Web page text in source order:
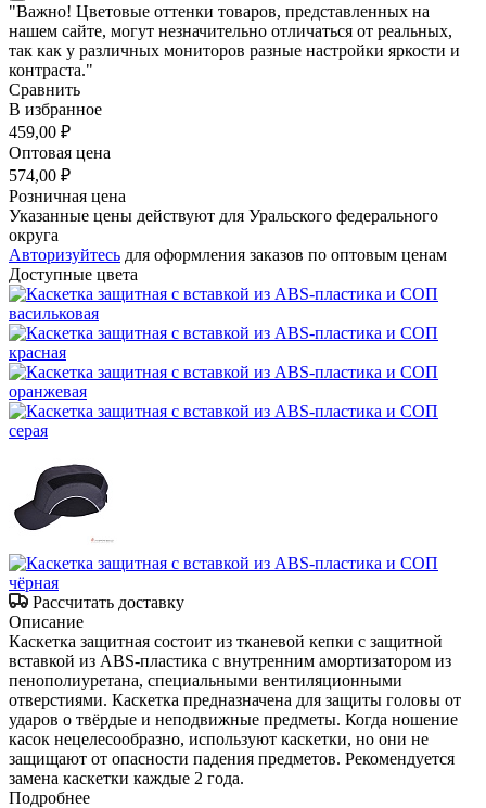
"Важно! Цветовые оттенки товаров, представленных на
нашем сайте, могут незначительно отличаться от реальных,
так как у различных мониторов разные настройки яркости и
контраста."
Сравнить
В избранное
459,00 ₽
Оптовая цена
574,00 ₽
Розничная цена
Указанные цены действуют для Уральского федерального
округа
Авторизуйтесь для оформления заказов по оптовым ценам
Доступные цвета
Рассчитать доставку
Описание
Каскетка защитная состоит из тканевой кепки с защитной
вставкой из ABS-пластика с внутренним амортизатором из
пенополиуретана, специальными вентиляционными
отверстиями. Каскетка предназначена для защиты головы от
ударов о твёрдые и неподвижные предметы. Когда ношение
касок нецелесообразно, используют каскетки, но они не
защищают от опасности падения предметов. Рекомендуется
замена каскетки каждые 2 года.
Подробнее